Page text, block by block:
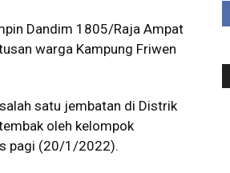
Dandim 1805/Raja Ampat
warga Kampung Friwen
satu jembatan di Distrik
oleh kelompok
pagi (20/1/2022).